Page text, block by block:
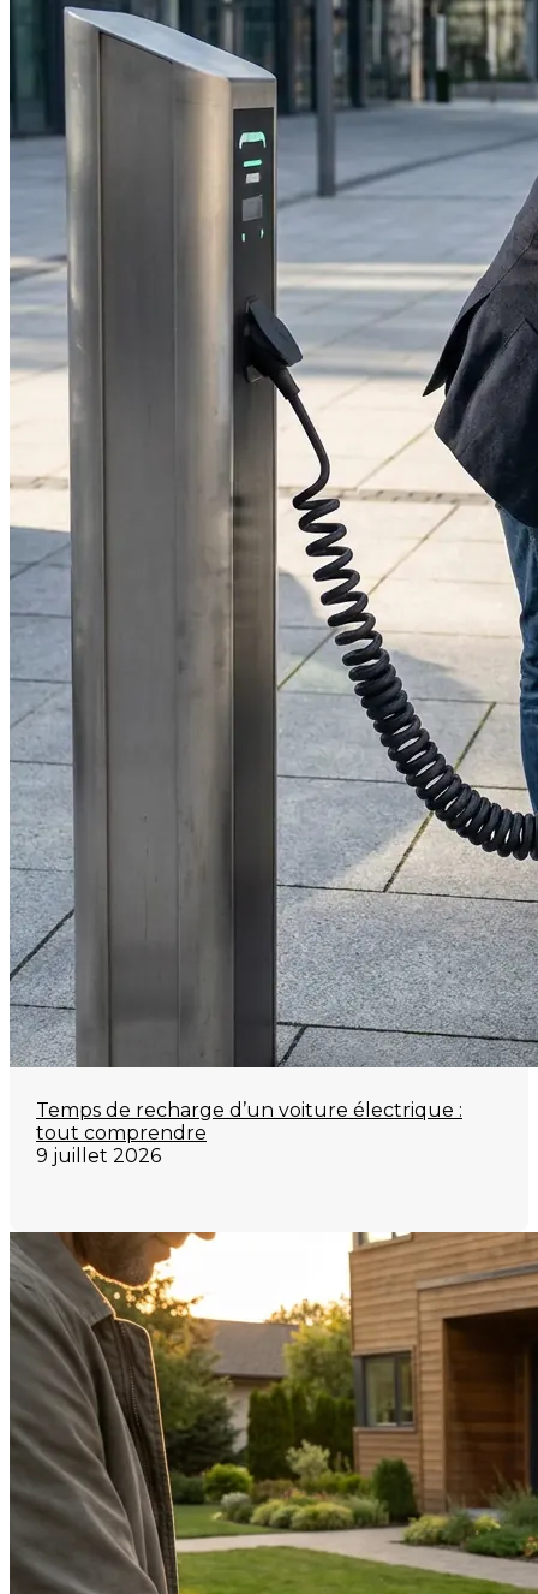
Temps de recharge d’un voiture électrique :
tout comprendre
9 juillet 2026